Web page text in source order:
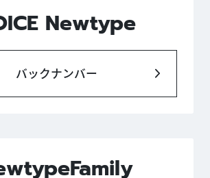
Newtype
バックナンバー